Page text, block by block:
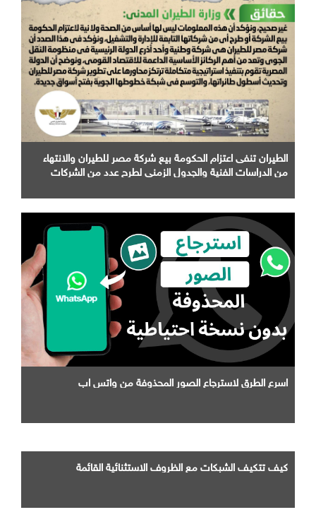
الطيران تنفى اعتزام الحكومة بيع شركة مصر للطيران والانتهاء
من الدراسات الفنية والجدول الزمني لطرح عدد من الشركات
اسرع الطرق لاسترجاع الصور المحذوفة من واتس اب
كيف تتكيف الشبكات مع الظروف الاستثنائية القائمة